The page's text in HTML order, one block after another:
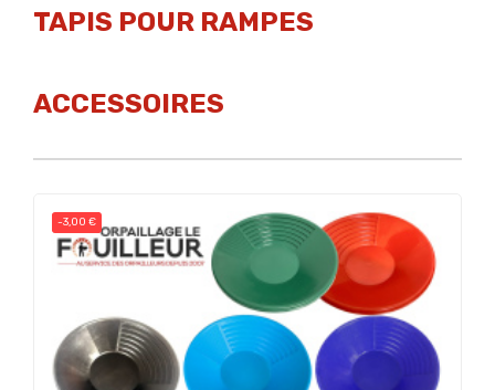
TAPIS POUR RAMPES
ACCESSOIRES
-3,00 €